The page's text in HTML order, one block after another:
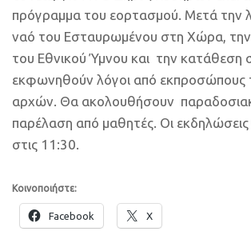
πρόγραμμα του εορτασμού. Μετά την
ναό του Εσταυρωμένου στη Χώρα,
του Εθνικού Ύμνου και την
εκφωνηθούν λόγοι από εκπροσώπους
αρχών. Θα ακολουθήσουν
παρέλαση από μαθητές. Οι
στις 11:30.
Κοινοποιήστε:
Facebook X